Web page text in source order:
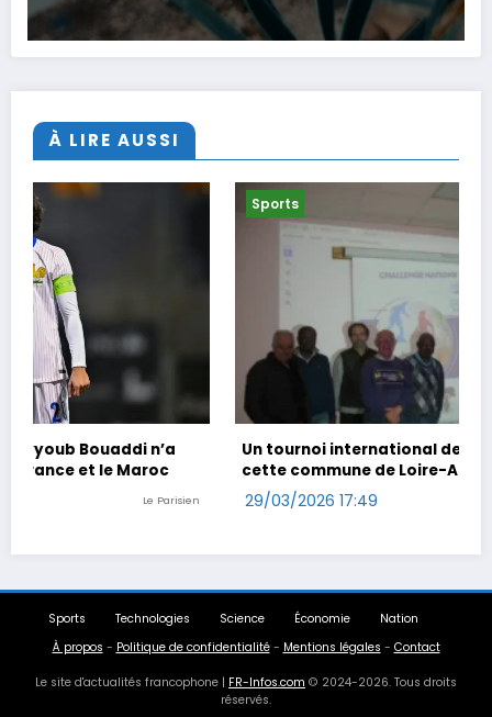
À LIRE AUSSI
Sports
Un tournoi international de foot en marchant dans
cette commune de Loire-Atlantique
29/03/2026 17:49
Sports Technologies Science Économie
Nation
À propos - Politique de confidentialité- Mentions légales - Contact
Le site d'actualités francophone | FR-Infos.com © 2024-2026. Tous droits
réservés.